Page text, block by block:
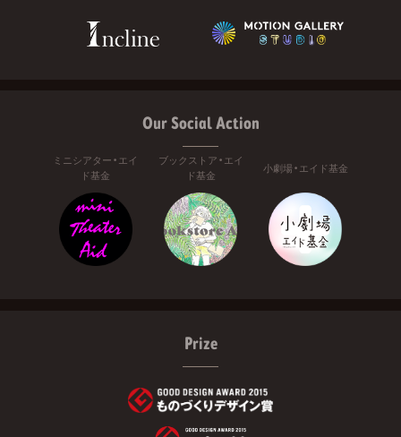
Our Social Action
ミニシアター・エイ
ド基金
ブックストア・エイ
ド基金
小劇場・エイド基金
Prize